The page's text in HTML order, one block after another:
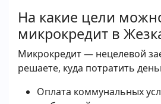
На какие цели
микрокредит в
Микрокредит — нецелевой
решаете, куда потратить
Оплата коммунальных